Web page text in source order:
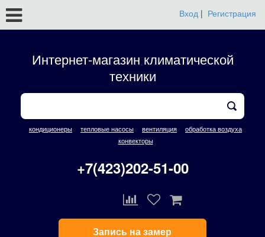
Вход | Регистрация
Интернет-магазин климатической
техники
кондиционеры тепловые насосы вентиляция
обработка воздуха
конвекторы
+7(423)202-51-00
Запись на замер